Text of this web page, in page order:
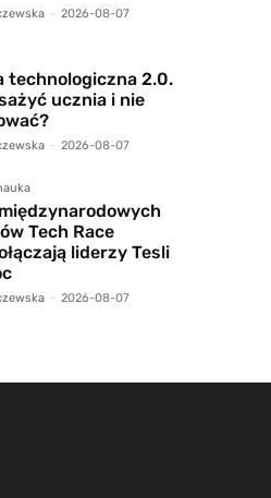
- 2026-08-07
technologiczna 2.0.
ucznia i nie
- 2026-08-07
Tech Race
liderzy Tesli
- 2026-08-07